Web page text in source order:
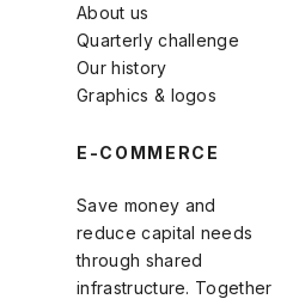
About us
Quarterly challenge
Our history
Graphics & logos
E-COMMERCE
Save money and
reduce capital needs
through shared
infrastructure. Together